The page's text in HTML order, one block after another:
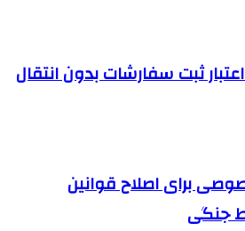
ثبت سفارشات بدون انتقال
برای اصلاح قوانین
جنگی